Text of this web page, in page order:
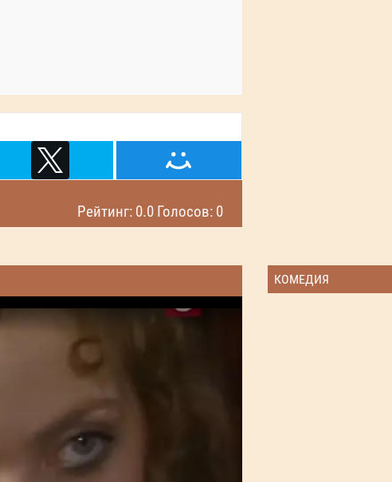
Рейтинг: 0.0 Голосов: 0
КОМЕДИЯ